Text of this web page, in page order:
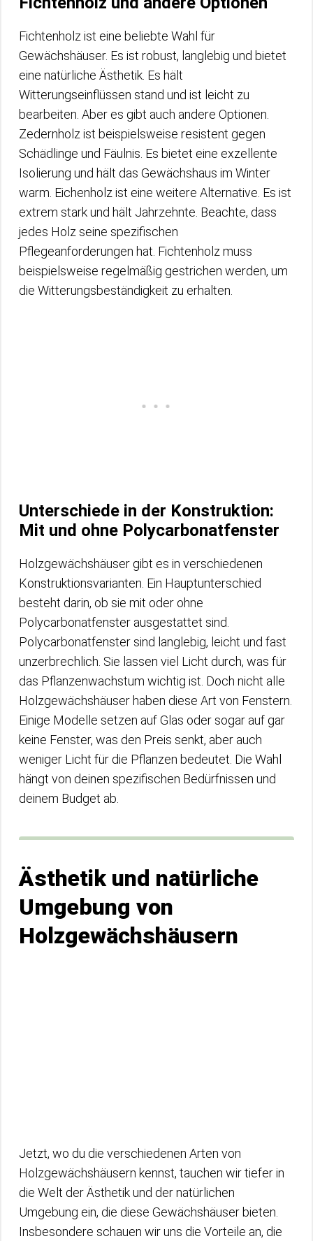
Fichtenholz ist eine beliebte Wahl für
Gewächshäuser. Es ist robust, langlebig und bietet
eine natürliche Ästhetik. Es hält
Witterungseinflüssen stand und ist leicht zu
bearbeiten. Aber es gibt auch andere Optionen.
Zedernholz ist beispielsweise resistent gegen
Schädlinge und Fäulnis. Es bietet eine exzellente
Isolierung und hält das Gewächshaus im Winter
warm. Eichenholz ist eine weitere Alternative. Es ist
extrem stark und hält Jahrzehnte. Beachte, dass
jedes Holz seine spezifischen
Pflegeanforderungen hat. Fichtenholz muss
beispielsweise regelmäßig gestrichen werden, um
die Witterungsbeständigkeit zu erhalten.
Unterschiede in der Konstruktion:
Mit und ohne Polycarbonatfenster
Holzgewächshäuser gibt es in verschiedenen
Konstruktionsvarianten. Ein Hauptunterschied
besteht darin, ob sie mit oder ohne
Polycarbonatfenster ausgestattet sind.
Polycarbonatfenster sind langlebig, leicht und fast
unzerbrechlich. Sie lassen viel Licht durch, was für
das Pflanzenwachstum wichtig ist. Doch nicht alle
Holzgewächshäuser haben diese Art von Fenstern.
Einige Modelle setzen auf Glas oder sogar auf gar
keine Fenster, was den Preis senkt, aber auch
weniger Licht für die Pflanzen bedeutet. Die Wahl
hängt von deinen spezifischen Bedürfnissen und
deinem Budget ab.
Ästhetik und natürliche
Umgebung von
Holzgewächshäusern
Jetzt, wo du die verschiedenen Arten von
Holzgewächshäusern kennst, tauchen wir tiefer in
die Welt der Ästhetik und der natürlichen
Umgebung ein, die diese Gewächshäuser bieten.
Insbesondere schauen wir uns die Vorteile an, die